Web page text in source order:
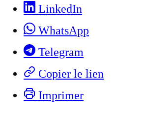
LinkedIn
WhatsApp
Telegram
Copier le lien
Imprimer